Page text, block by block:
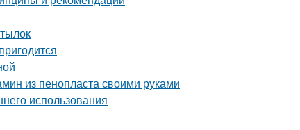
из пенопласта своими руками
использования